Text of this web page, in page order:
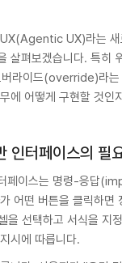
UX)라는 새
살펴보겠습니다. 특
라이드(override)라는
에 어떻게 구현할 것인
인터페이스의 필
페이스는 명령-응답
어떤 버튼을 클릭하면
을 선택하고 서식을 지
시에 따릅니다.